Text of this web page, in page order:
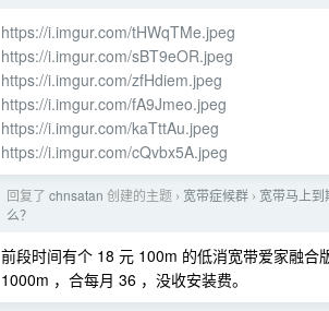
https://i.imgur.com/tHWqTMe.jpeg
https://i.imgur.com/sBT9eOR.jpeg
https://i.imgur.com/zfHdiem.jpeg
https://i.imgur.com/fA9Jmeo.jpeg
https://i.imgur.com/kaTttAu.jpeg
https://i.imgur.com/cQvbx5A.jpeg
回复了 chnsatan 创建的主题 › 宽带症候群 › 宽带马上
么？
前段时间有个 18 元 100m 的低消宽带爱家融
1000m ，合每月 36 ，没收安装费。